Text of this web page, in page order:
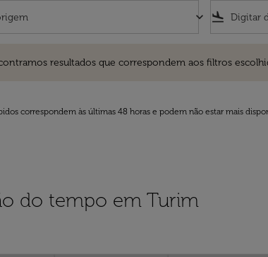
keyboard_arrow_down flight_land
resultados que correspondem aos filtros
correspondem às últimas 48 horas e podem não estar mais
do tempo em Turim